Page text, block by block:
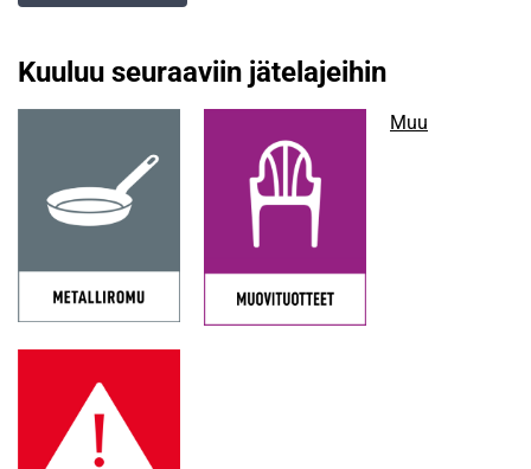
Kuuluu seuraaviin jätelajeihin
Muu